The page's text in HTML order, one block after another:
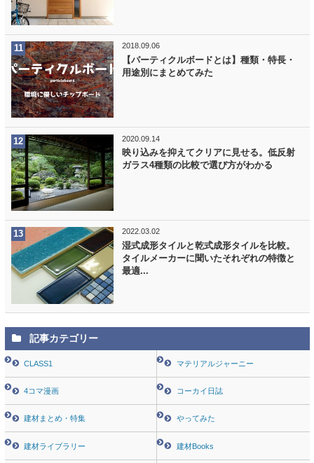
2018.09.06
【パーティクルボードとは】種類・特長・
用途別にまとめてみた
2020.09.14
映り込みを抑えてクリアに見せる。低反射
ガラス4種類の比較で選び方がわかる
2022.03.02
湿式成形タイルと乾式成形タイルを比較。
タイルメーカーに聞いたそれぞれの特徴と
最適...
記事カテゴリー
CLASS1 マテリアルジャーニー
4コマ漫画 コーカイ日誌
建材まとめ・特集 やってみた
建材ライブラリー 建材Books